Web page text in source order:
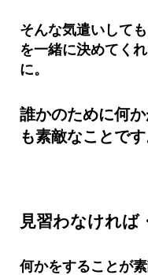
そんな気遣いしても
を一緒に決めてく
に。
誰かのために何
も素敵なことです
見習わなければ
何かをすることが